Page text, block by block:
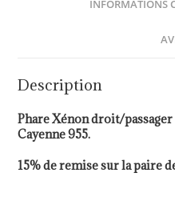
INFORMATIONS
Description
Phare Xénon droit/
Cayenne 955.
15% de remise sur la paire